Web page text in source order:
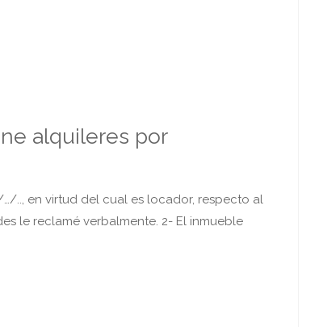
alquileres por
.., en virtud del cual es locador, respecto al
le reclamé verbalmente. 2- El inmueble